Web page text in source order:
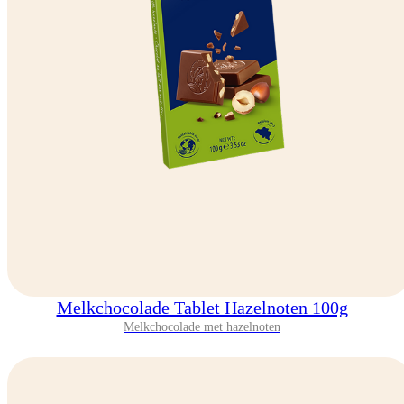
Melkchocolade Tablet Hazelnoten 100g
Melkchocolade met hazelnoten